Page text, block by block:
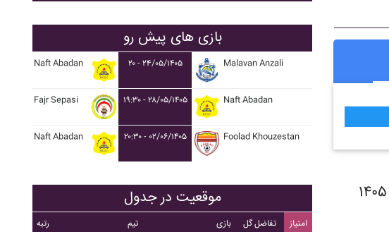
بازی های پیش رو
Naft Abadan ۲۰ - ۲۴/۰۵/۱۴۰۵ Malavan Anzali
Fajr Sepasi ۱۹:۳۰ - ۲۸/۰۵/۱۴۰۵ Naft Abadan
Naft Abadan ۲۰:۳۰ - ۰۲/۰۶/۱۴۰۵ Foolad Khouzestan
موقعیت در جدول
رتبه تیم بازی تفاضل گل
امتیاز
روند حرکتی تیم فوتبال صنعت نفت آبادان در طول مسابقات ليگ برتر (خليج فارس) - ۱۴۰۵